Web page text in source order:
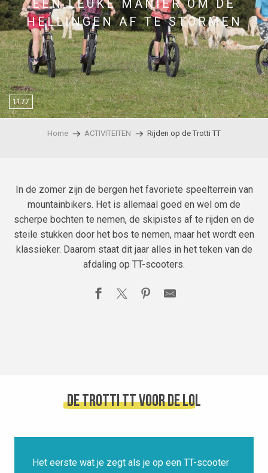
EEN LEUKE MANIER OM DE
HELLINGEN AF TE STORMEN
1177
Home ACTIVITEITEN Rijden op de Trotti TT
In de zomer zijn de bergen het favoriete speelterrein van
mountainbikers. Het is allemaal goed en wel om de
scherpe bochten te nemen, de skipistes af te rijden en de
steile stukken door het bos te nemen, maar het wordt een
klassieker. Daarom staat dit jaar alles in het teken van de
afdaling op TT-scooters.
De Trotti TT voor de lol
Het eerste wat je zegt als je op een TT-scooter